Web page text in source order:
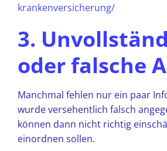
krankenversicherung/
3.
oder falsche
Manchmal fehlen nur ein paar
wurde versehentlich falsch
können dann nicht richtig
einordnen sollen.